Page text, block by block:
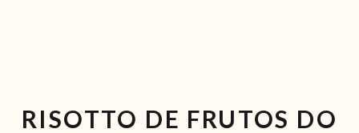
RISOTTO DE FRUTOS DO